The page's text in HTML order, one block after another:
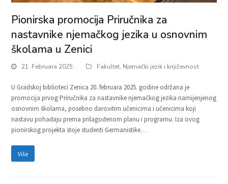
Pionirska promocija Priručnika za
nastavnike njemačkog jezika u osnovnim
školama u Zenici
21. Februara 2025. Fakultet, Njemački jezik i književnost
U Gradskoj biblioteci Zenica 20. februara 2025. godine održana je
promocija prvog Priručnika za nastavnike njemačkog jezika namijenjenog
osnovnim školama, posebno darovitim učenicima i učenicima koji
nastavu pohađaju prema prilagođenom planu i programu. Iza ovog
pionirskog projekta stoje studenti Germanistike…
Više